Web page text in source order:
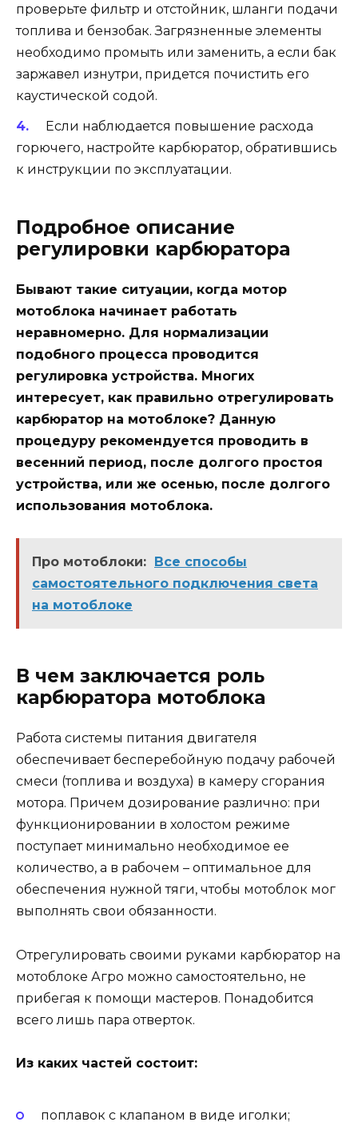
проверьте фильтр и отстойник, шланги подачи
топлива и бензобак. Загрязненные элементы
необходимо промыть или заменить, а если бак
заржавел изнутри, придется почистить его
каустической содой.
Если наблюдается повышение расхода
горючего, настройте карбюратор, обратившись
к инструкции по эксплуатации.
Подробное описание
регулировки карбюратора
Бывают такие ситуации, когда мотор
мотоблока начинает работать
неравномерно. Для нормализации
подобного процесса проводится
регулировка устройства. Многих
интересует, как правильно отрегулировать
карбюратор на мотоблоке? Данную
процедуру рекомендуется проводить в
весенний период, после долгого простоя
устройства, или же осенью, после долгого
использования мотоблока.
Про мотоблоки:
Все способы
самостоятельного подключения света
на мотоблоке
В чем заключается роль
карбюратора мотоблока
Работа системы питания двигателя
обеспечивает бесперебойную подачу рабочей
смеси (топлива и воздуха) в камеру сгорания
мотора. Причем дозирование различно: при
функционировании в холостом режиме
поступает минимально необходимое ее
количество, а в рабочем – оптимальное для
обеспечения нужной тяги, чтобы мотоблок мог
выполнять свои обязанности.
Отрегулировать своими руками карбюратор на
мотоблоке Агро можно самостоятельно, не
прибегая к помощи мастеров. Понадобится
всего лишь пара отверток.
Из каких частей состоит:
поплавок с клапаном в виде иголки;